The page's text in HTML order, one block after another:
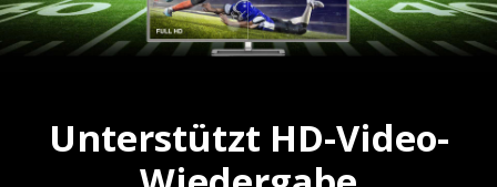
Unterstützt HD-Video-